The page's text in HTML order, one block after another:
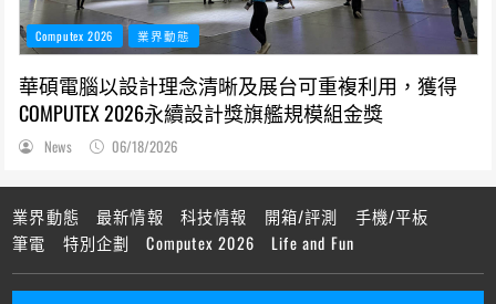
Computex 2026 業界動態
華碩電腦以設計理念清晰及展台可重複利用，獲得
COMPUTEX 2026永續設計獎旗艦規模組金獎
News 06/18/2026
業界動態 最新情報 科技情報 開箱/評測
手機/平板
筆電
特別企劃 Computex 2026 Life and Fun